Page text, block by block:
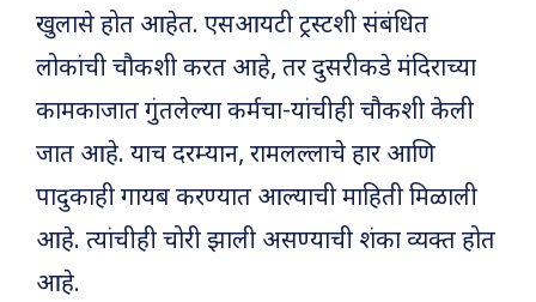
खुलासे होत आहेत. एसआयटी ट्रस्टशी संबंधित
लोकांची चौकशी करत आहे, तर दुसरीकडे मंदिराच्या
कामकाजात गुंतलेल्या कर्मचा-यांचीही चौकशी केली
जात आहे. याच दरम्यान, रामलल्लाचे हार आणि
पादुकाही गायब करण्यात आल्याची माहिती मिळाली
आहे. त्यांचीही चोरी झाली असण्याची शंका व्यक्त होत
आहे.